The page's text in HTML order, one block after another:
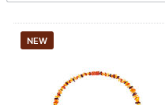
NEW